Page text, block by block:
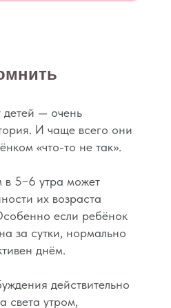
— очень
И чаще всего они
«что-то не так».
в 5−6 утра может
их возраста
если ребёнок
за сутки, нормально
днём.
действительно
света утром,
—